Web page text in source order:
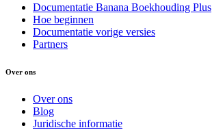
Documentatie Banana Boekhouding Plus
Hoe beginnen
Documentatie vorige versies
Partners
Over ons
Over ons
Blog
Juridische informatie